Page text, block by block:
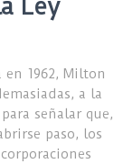
Ley
en 1962, Milton
a la
señalar que,
paso, los